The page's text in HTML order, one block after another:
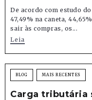
De acordo com estudo
47,49% na caneta,
sair às compras, os...
Leia
BLOG MAIS RECENTES
Carga tributária